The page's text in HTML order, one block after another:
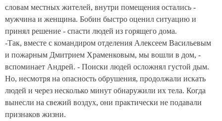
словам местных жителей, внутри помещения остались -
мужчина и женщина. Бобин быстро оценил ситуацию и
принял решение - спасти людей из горящего дома.
-Так, вместе с командиром отделения Алексеем Васильевым
и пожарным Дмитрием Храменковым, мы вошли в дом, -
вспоминает Андрей. - Поиски людей осложнял густой дым.
Но, несмотря на опасность обрушения, продолжали искать
людей и через несколько минут обнаружили их тела. Когда
вынесли на свежий воздух, они практически не подавали
признаков жизни.